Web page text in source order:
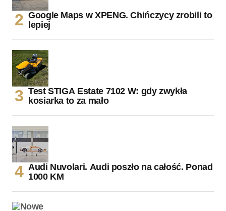
Google Maps w XPENG. Chińczycy zrobili to
lepiej
Test STIGA Estate 7102 W: gdy zwykła
kosiarka to za mało
Audi Nuvolari. Audi poszło na całość. Ponad
1000 KM